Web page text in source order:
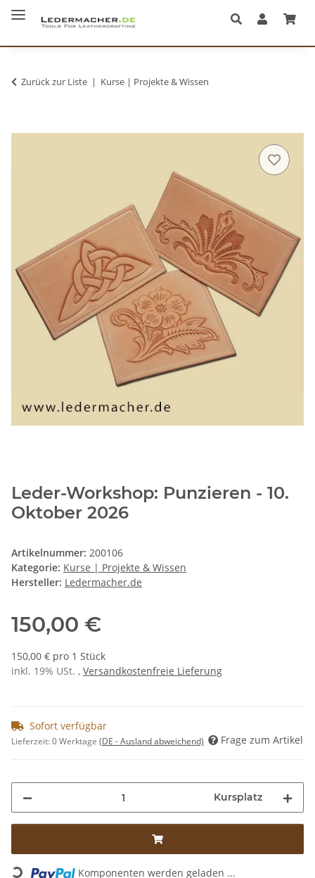
Zurück zur Liste Kurse | Projekte & Wissen
Leder-Workshop: Punzieren - 10.
Oktober 2026
Artikelnummer: 200106
Kategorie: Kurse | Projekte & Wissen
Hersteller: Ledermacher.de
150,00 €
150,00 € pro 1 Stück
inkl. 19% USt. , Versandkostenfreie Lieferung
Sofort verfügbar
Lieferzeit:0 Werktage (DE - Ausland abweichend) Frage zum Artikel
Kursplatz
Komponenten werden geladen ...